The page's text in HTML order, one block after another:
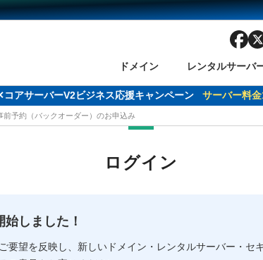
ドメイン
ドメイン一括検索
の種類 WHOIS検索
レンタルサーバ
ネットde診断
バリュードメインAPI
ンをご利用希望の方 おすすめ One レンタ
以下
ンをご利用希望の方 おすすめ One レンタ
以
アサーバーV2ビジネス応援キャンペーン サーバー料
前予約（バックオーダー）のお申込み
ログイン
しました！
要望を反映し、新しいドメイン・レンタルサーバー・セ